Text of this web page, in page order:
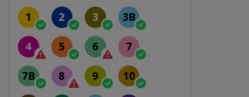
1 2 3 3B
4 5 6 7
7B 8 9 10